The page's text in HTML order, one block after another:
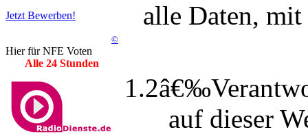
Jetzt Bewerben!
©
Hier für NFE Voten
Alle 24 Stunden
alle Daten,
auf dieser